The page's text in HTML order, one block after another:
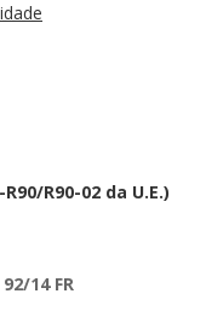
R90-02 da U.E.)
14 FR